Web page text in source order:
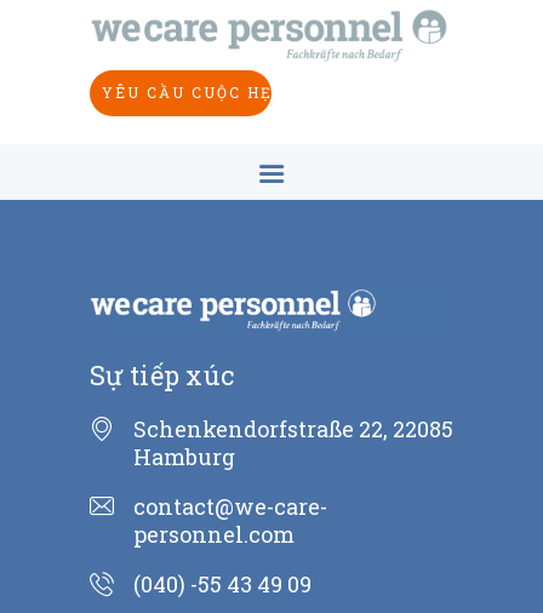
YÊU CẦU CUỘC HẸN
NHÀ
VỀ CHÚNG TÔI
NGÀNH CÔNG NGHIỆP
VI
Sự tiếp xúc
Schenkendorfstraße 22, 22085
Hamburg
contact@we-care-
personnel.com
(040) -55 43 49 09